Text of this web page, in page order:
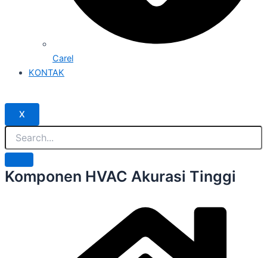
Carel
KONTAK
X
Komponen HVAC Akurasi Tinggi